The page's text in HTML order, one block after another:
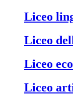
liceo
liceo
liceo
liceo